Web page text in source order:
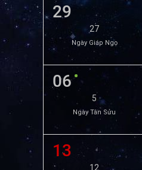
29
27
Ngày Giáp Ngọ
06
5
Ngày Tân Sửu
13
12